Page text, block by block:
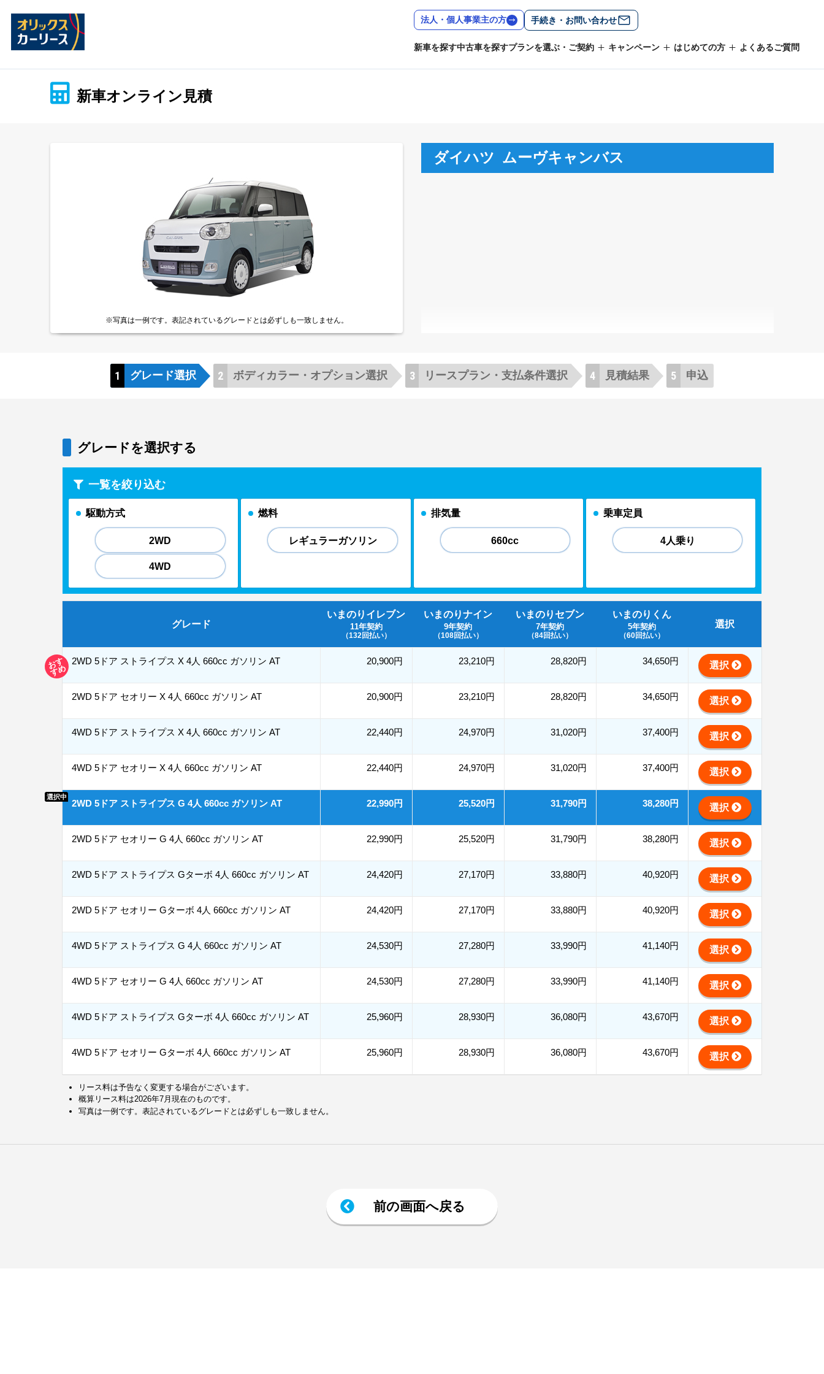
法人・個人事業主の方 手続き・お問い合わせ
新車を探す中古車を探すプランを選ぶ・ご契約 キャンペーン はじめての方 よくあるご質問
新車オンライン見積
※写真は一例です。 表記されているグレードとは必ずしも一致しません。
ダイハツ ムーヴキャンバス
グレード選択 ボディカラー・ オプション選択 リースプラン・支払条件選択 見積結果 申込
グレードを選択する
一覧を絞り込む
駆動方式
2WD
4WD
燃料
レギュラーガソリン
排気量
660cc
乗車定員
4人乗り
グレード
いまのりイレブン
11年契約
（132回払い）
いまのりナイン
9年契約
（108回払い）
いまのりセブン
7年契約
（84回払い）
いまのりくん
5年契約
（60回払い）
選択
お
す
す
め
2WD 5ドア ストライプス X 4人 660cc ガソリン AT 20,900円 23,210円 28,820円 34,650円 選択
2WD 5ドア セオリー X 4人 660cc ガソリン AT 20,900円 23,210円 28,820円 34,650円 選択
4WD 5ドア ストライプス X 4人 660cc ガソリン AT 22,440円 24,970円 31,020円 37,400円 選択
4WD 5ドア セオリー X 4人 660cc ガソリン AT 22,440円 24,970円 31,020円 37,400円 選択
選択中
2WD 5ドア ストライプス G 4人 660cc ガソリン AT 22,990円 25,520円 31,790円 38,280円 選択
2WD 5ドア セオリー G 4人 660cc ガソリン AT 22,990円 25,520円 31,790円 38,280円 選択
2WD 5ドア ストライプス Gターボ 4人 660cc ガソリン AT 24,420円 27,170円 33,880円 40,920円 選択
2WD 5ドア セオリー Gターボ 4人 660cc ガソリン AT 24,420円 27,170円 33,880円 40,920円 選択
4WD 5ドア ストライプス G 4人 660cc ガソリン AT 24,530円 27,280円 33,990円 41,140円 選択
4WD 5ドア セオリー G 4人 660cc ガソリン AT 24,530円 27,280円 33,990円 41,140円 選択
4WD 5ドア ストライプス Gターボ 4人 660cc ガソリン AT 25,960円 28,930円 36,080円 43,670円 選択
4WD 5ドア セオリー Gターボ 4人 660cc ガソリン AT 25,960円 28,930円 36,080円 43,670円 選択
リース料は予告なく変更する場合がございます。
概算リース料は2026年7月現在のものです。
写真は一例です。表記されているグレードとは必ずしも一致しません。
前の画面へ戻る